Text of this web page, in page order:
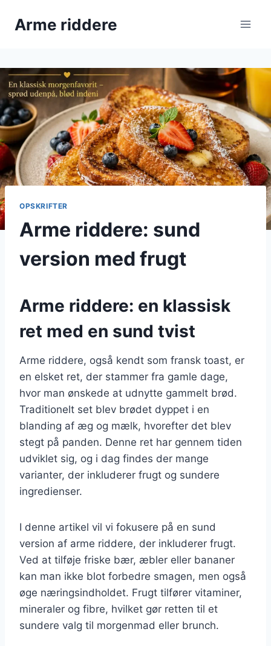
Arme riddere
OPSKRIFTER
Arme riddere: sund
version med frugt
Arme riddere: en klassisk
ret med en sund tvist
Arme riddere, også kendt som fransk toast, er
en elsket ret, der stammer fra gamle dage,
hvor man ønskede at udnytte gammelt brød.
Traditionelt set blev brødet dyppet i en
blanding af æg og mælk, hvorefter det blev
stegt på panden. Denne ret har gennem tiden
udviklet sig, og i dag findes der mange
varianter, der inkluderer frugt og sundere
ingredienser.
I denne artikel vil vi fokusere på en sund
version af arme riddere, der inkluderer frugt.
Ved at tilføje friske bær, æbler eller bananer
kan man ikke blot forbedre smagen, men også
øge næringsindholdet. Frugt tilfører vitaminer,
mineraler og fibre, hvilket gør retten til et
sundere valg til morgenmad eller brunch.